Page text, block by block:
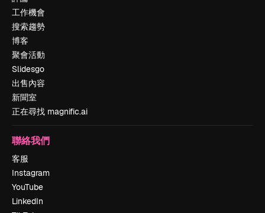
工作機會
搜索趨勢
博客
聚會活動
Slidesgo
出售內容
新聞室
正在尋找 magnific.ai
聯絡我們
客服
Instagram
YouTube
LinkedIn